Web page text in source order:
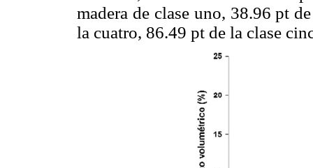
madera de clase uno, 38.96 pt
la cuatro, 86.49 pt de la clase